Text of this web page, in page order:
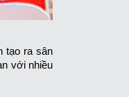
tạo ra sân
với nhiều